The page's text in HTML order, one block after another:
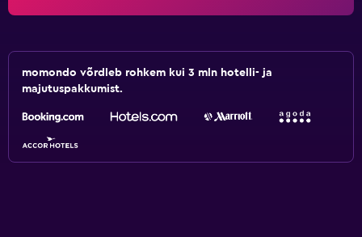
momondo võrdleb rohkem kui 3 mln hotelli- ja
majutuspakkumist.